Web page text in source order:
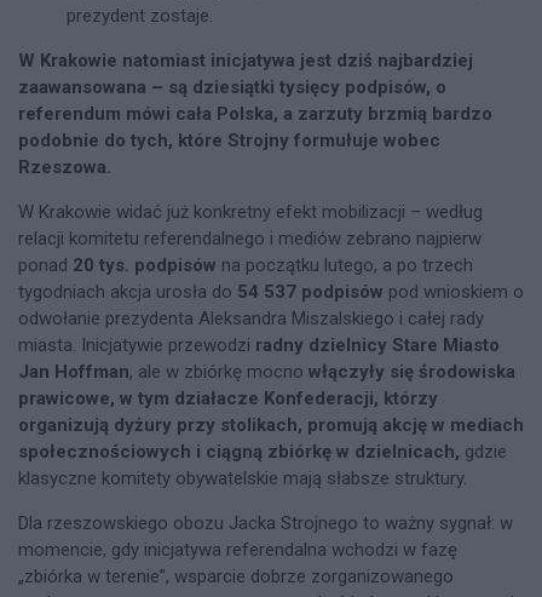
prezydent zostaje.
W Krakowie natomiast inicjatywa jest dziś najbardziej
zaawansowana – są dziesiątki tysięcy podpisów, o
referendum mówi cała Polska, a zarzuty brzmią bardzo
podobnie do tych, które Strojny formułuje wobec
Rzeszowa.
W Krakowie widać już konkretny efekt mobilizacji – według
relacji komitetu referendalnego i mediów zebrano najpierw
ponad 20 tys. podpisów na początku lutego, a po trzech
tygodniach akcja urosła do 54 537 podpisów pod wnioskiem o
odwołanie prezydenta Aleksandra Miszalskiego i całej rady
miasta. Inicjatywie przewodzi radny dzielnicy Stare Miasto
Jan Hoffman, ale w zbiórkę mocno włączyły się środowiska
prawicowe, w tym działacze Konfederacji, którzy
organizują dyżury przy stolikach, promują akcję w mediach
społecznościowych i ciągną zbiórkę w dzielnicach, gdzie
klasyczne komitety obywatelskie mają słabsze struktury.
Dla rzeszowskiego obozu Jacka Strojnego to ważny sygnał: w
momencie, gdy inicjatywa referendalna wchodzi w fazę
„zbiórka w terenie”, wsparcie dobrze zorganizowanego